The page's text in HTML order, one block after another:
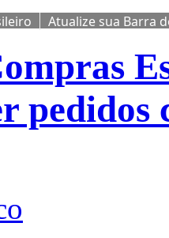
Atualize sua Barra
pedidos